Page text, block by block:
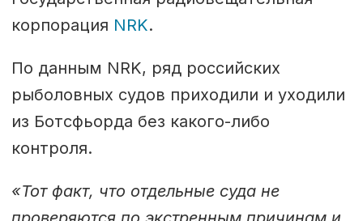
корпорация NRK.
По данным NRK, ряд российских
рыболовных судов приходили и уходили
из Ботсфьорда без какого-либо
контроля.
«Тот факт, что отдельные суда не